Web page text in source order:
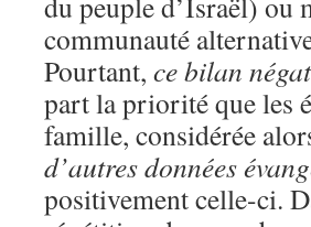
communauté
Pourtant, ce bilan
part la priorité que les
famille, considérée
d’autres données
positivement celle-ci.